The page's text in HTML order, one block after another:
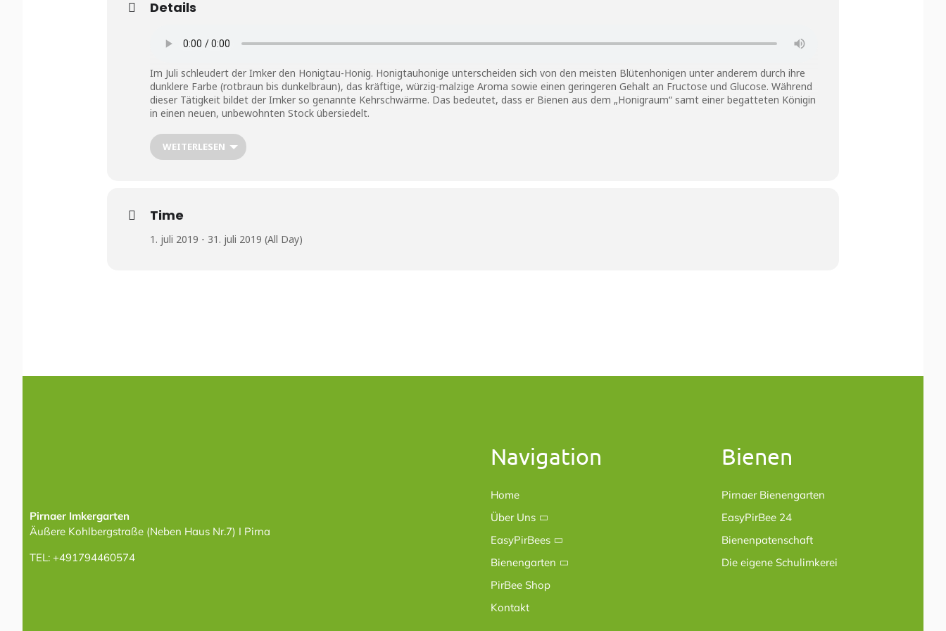
Details
Im Juli schleudert der Imker den Honigtau-Honig. Honigtauhonige unterscheiden sich von den meisten Blütenhonigen unter anderem durch ihre
dunklere Farbe (rotbraun bis dunkelbraun), das kräftige, würzig-malzige Aroma sowie einen geringeren Gehalt an Fructose und Glucose. Während
dieser Tätigkeit bildet der Imker so genannte Kehrschwärme. Das bedeutet, dass er Bienen aus dem „Honigraum“ samt einer begatteten Königin
in einen neuen, unbewohnten Stock übersiedelt.
Der Imker fördert im Juli auch die Bildung von Bienenharz, in der Fachsprache Propolis genannt. Das Bienenharz ist wichtig, weil es vor Bakterien,
Pilzen und anderen Mikroorganismen schützt. Dabei bedient sich unser Imker eines einfachen Tricks: Durch Unterlegen eines Streichholzes lässt
er den Deckel des Bienenstocks einen Spalt breit offen. Bienen mögen innerhalb des Stocks weder Licht noch Zugluft. Infolgedessen kitten sie
Entdeckeln der Honigrähmchen
Auffüllen des Brutraumes
Abnahme der Honigräume
WEITERLESEN
Time
1. juli 2019 - 31. juli 2019 (All Day)
Pirnaer Imkergarten
Äußere Kohlbergstraße (Neben Haus Nr.7) I Pirna
TEL: +491794460574
Navigation
Home
Über Uns
EasyPirBees
Bienengarten
PirBee Shop
Kontakt
Bienen
Pirnaer Bienengarten
EasyPirBee 24
Bienenpatenschaft
Die eigene Schulimkerei